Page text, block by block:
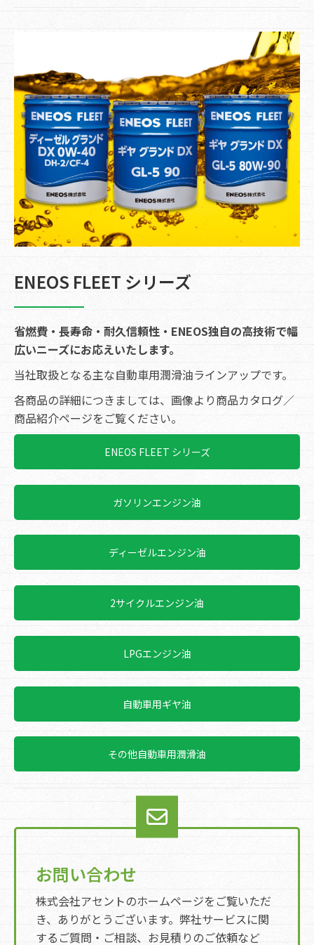
ENEOS FLEET シリーズ
省燃費・長寿命・耐久信頼性・ENEOS独自の高技術で幅
広いニーズにお応えいたします。
当社取扱となる主な自動車用潤滑油ラインアップです。
各商品の詳細につきましては、画像より商品カタログ／
商品紹介ページをご覧ください。
ENEOS FLEET シリーズ
ガソリンエンジン油
ディーゼルエンジン油
2サイクルエンジン油
LPGエンジン油
自動車用ギヤ油
その他自動車用潤滑油
お問い合わせ
株式会社アセントのホームページをご覧いただ
き、ありがとうございます。弊社サービスに関
するご質問・ご相談、お見積りのご依頼など